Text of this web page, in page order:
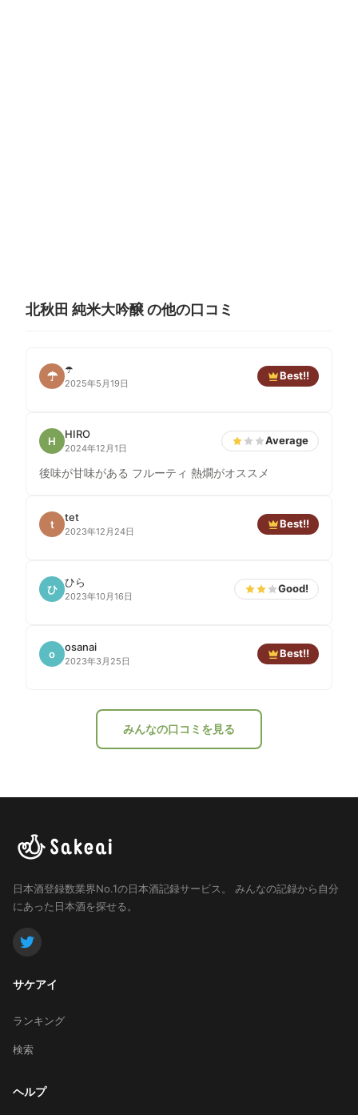
北秋田 純米大吟醸 の他の口コミ
☂
☂️
2025年5月19日
Best!!
H
HIRO
2024年12月1日
Average
後味が甘味がある フルーティ 熱燗がオススメ
t
tet
2023年12月24日
Best!!
ひ
ひら
2023年10月16日
Good!
o
osanai
2023年3月25日
Best!!
みんなの口コミを見る
日本酒登録数業界No.1の日本酒記録サービス。
みんなの記録から自分
にあった日本酒を探せる。
サケアイ
ランキング
検索
ヘルプ